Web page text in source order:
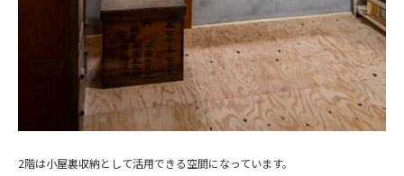
2階は小屋裏収納として活用できる空間になっています。